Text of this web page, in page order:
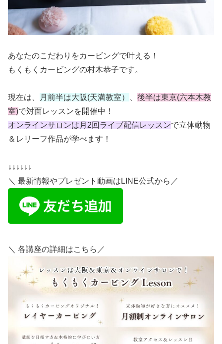
あなたのこだわりをカービングで叶える！
もくもくカービングの村木恭子です。
現在は、 月前半は大阪(天満教室） 後半は東京(六本木教
室)で対面レッスンを開催中！
オンラインサロンは月 2回ライブ配信レッスンで立体動物
＆レリーフ作品が学べます！
↓↓↓↓↓↓
＼ 最新情報やプレゼント動画はLINE公式から／
＼ 各講座の詳細はこちら／